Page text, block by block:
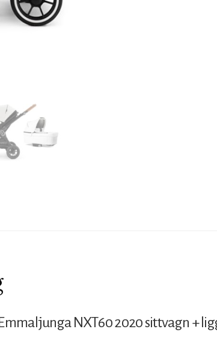
NXT60 2020 sittvagn +